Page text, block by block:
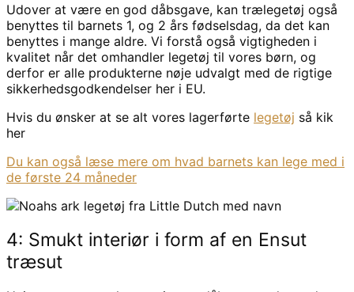
Udover at være en god dåbsgave, kan trælegetøj også
benyttes til barnets 1, og 2 års fødselsdag, da det kan
benyttes i mange aldre. Vi forstå også vigtigheden i
kvalitet når det omhandler legetøj til vores børn, og
derfor er alle produkterne nøje udvalgt med de rigtige
sikkerhedsgodkendelser her i EU.
Hvis du ønsker at se alt vores lagerførte legetøj så kik
her
Du kan også læse mere om hvad barnets kan lege med i
de første 24 måneder
4: Smukt interiør i form af en Ensut
træsut